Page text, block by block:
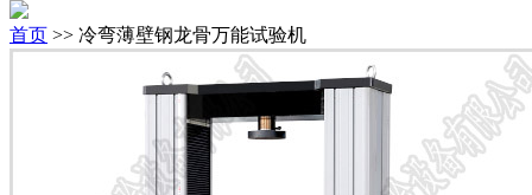
首页 >> 冷弯薄壁钢龙骨万能试验机